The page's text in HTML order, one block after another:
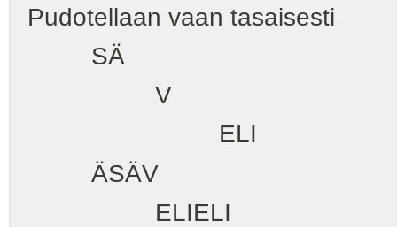
Pudotellaan vaan tasaisesti
SÄ
V
ELI
ÄSÄV
ELIELI